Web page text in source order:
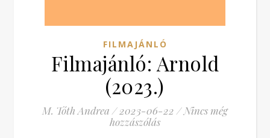
FILMAJÁNLÓ
Filmajánló: Arnold
(2023.)
M. Tóth Andrea / 2023-06-22 / Nincs még
hozzászólás